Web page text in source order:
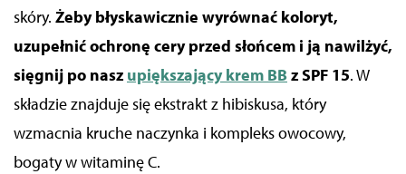
skóry. Żeby błyskawicznie wyrównać koloryt,
uzupełnić ochronę cery przed słońcem i ją nawilżyć,
sięgnij po nasz upiększający krem BBz SPF 15. W
składzie znajduje się ekstrakt z hibiskusa, który
wzmacnia kruche naczynka i kompleks owocowy,
bogaty w witaminę C.